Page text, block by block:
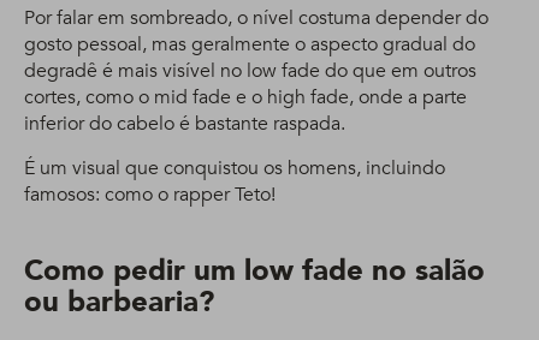
Por falar em sombreado, o nível costuma depender do
gosto pessoal, mas geralmente o aspecto gradual do
degradê é mais visível no low fade do que em outros
cortes, como o mid fade e o high fade, onde a parte
inferior do cabelo é bastante raspada.
É um visual que conquistou os homens, incluindo
famosos: como o rapper Teto!
Como pedir um low fade no salão
ou barbearia?